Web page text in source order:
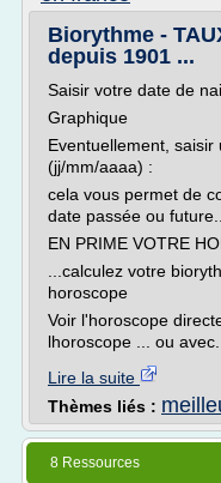
Biorythme -
depuis 1901 ...
Saisir votre date de
Graphique
Eventuellement,
(jj/mm/aaaa) :
cela vous permet de
date passée ou future...
EN PRIME VOTRE
...calculez votre
horoscope
Voir l'horoscope
lhoroscope ... ou avec...
Lire la suite
Thèmes liés :
8 Ressources